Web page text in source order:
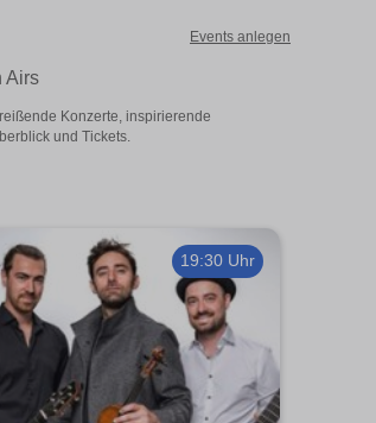
Events anlegen
Airs
Konzerte, inspirierende
und Tickets.
19:30 Uhr